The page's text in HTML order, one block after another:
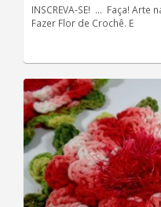
INSCREVA-SE! ... Faça! Arte
Fazer Flor de Crochê. E